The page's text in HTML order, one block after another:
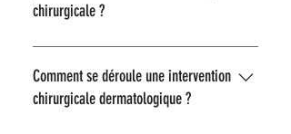
chirurgicale ?
Les dermatologues du CDBM
traitent à la fois des lésions
bénignes comme des kystes/des
Comment se déroule une intervention
chirurgicale dermatologique ?